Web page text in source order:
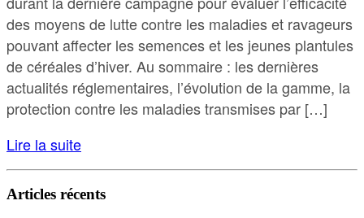
des moyens de lutte contre les maladies et ravageurs
pouvant affecter les semences et les jeunes plantules
de céréales d’hiver. Au sommaire : les dernières
actualités réglementaires, l’évolution de la gamme, la
protection contre les maladies transmises par […]
Lire la suite
Articles récents